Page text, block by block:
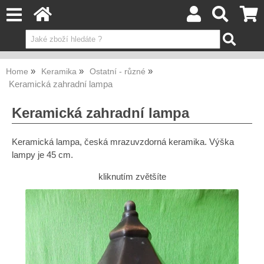
Home Keramika Ostatní - různé
Keramická zahradní lampa
Keramická zahradní lampa
Keramická lampa, česká mrazuvzdorná keramika. Výška
lampy je 45 cm.
kliknutím zvětšíte